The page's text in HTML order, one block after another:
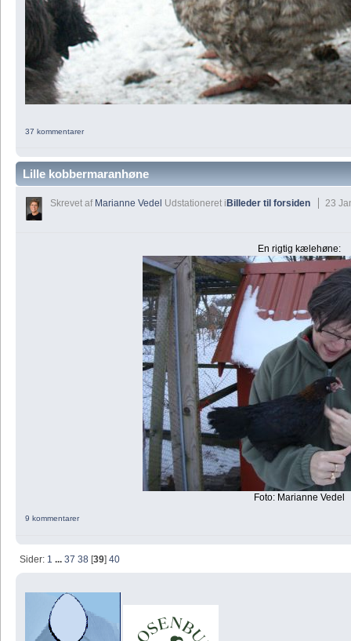
37 kommentarer
Lille kobbermaranhøne
Skrevet af Marianne Vedel Udstationeret i Billeder til forsiden 23
En rigtig kælehøne:
Foto: Marianne Vedel
9 kommentarer
Sider: 1 ... 37 38 [39] 40